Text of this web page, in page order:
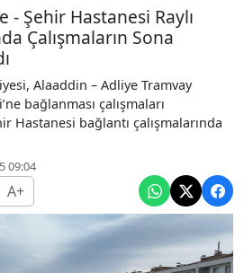
- Şehir Hastanesi Raylı
Çalışmaların Sona
Alaaddin – Adliye Tramvay
bağlanması çalışmaları
Hastanesi bağlantı çalışmalarında
09:04
A+